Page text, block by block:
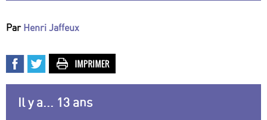
Par Henri Jaffeux
Il y a... 13 ans